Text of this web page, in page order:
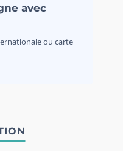
avec
ou carte